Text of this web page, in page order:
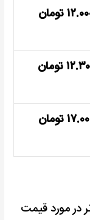
تومان
تومان
تومان
در مورد قیمت